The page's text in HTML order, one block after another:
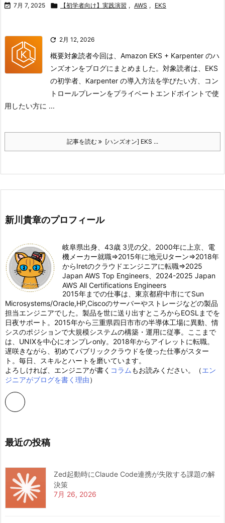
 7月 7, 2025  【初学者向け】実践演習 , AWS , EKS
 2月 12, 2026
概要対象読者今回は、Amazon EKS + Karpenter のハ
ンズオンをブログにまとめました。対象読者は、EKS
の初学者、Karpenter の導入方法を学びたい方、コン
トロールプレーンをプライベートエンドポイントで使
用したい方に ...
記事を読む [ハンズオン] EKS ...
新川貴章のプロフィール
岐阜県出身、43歳 3児の父。2000年に上京、電
機メーカー就職⇒2015年に地元Uターン⇒2018年
からIretのクラウドエンジニアに転職⇒2025
Japan AWS Top Engineers、2024-2025 Japan
AWS All Certifications Engineers
2015年までの仕事は、東京都府中市にてSun
Microsystems/Oracle,HP,Ciscoのサーバーやストレージなどの製品
担当エンジニアでした。製品を世に送り出すところからEOSLまでを
日夜サポート。2015年から三重県四日市市の半導体工場に異動、情
シスのポジションで大規模システムの構築・運用に従事。ここまで
は、UNIXを中心にオンプレonly。2018年からアイレットに転職。
遅咲きながら、初めてパブリッククラウドを使った仕事がスター
ト。毎日、スキルとハートを磨いています。
よろしければ、エンジニアが書く コラム もお読みください。（エン
ジニアがブログを書く理由）
最近の投稿
Zed起動時にClaude Code連携が失敗する課題の解
決策
7月 26, 2026